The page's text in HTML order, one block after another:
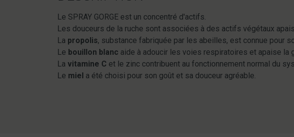
Le SPRAY GORGE est un concentré d'actifs.
Les douceurs de la ruche sont associées à des actifs végétaux
La propolis, substance fabriquée par les abeilles, est connue pour
Le bouillon blanc aide à adoucir les voies respiratoires et apaise la
La vitamine C et le zinc contribuent au fonctionnement normal du
Le miel a été choisi pour son goût et sa douceur agréable.